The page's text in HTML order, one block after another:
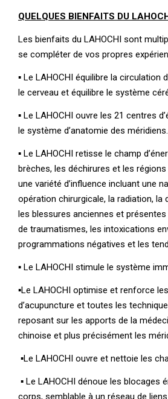
QUELQUES BIENFAITS DU
Les bienfaits du LAHOCHI sont
se compléter de vos propres
▪ Le LAHOCHI équilibre la circulation
le cerveau et équilibre le système
▪ Le LAHOCHI ouvre les 21 centres
le système d’anatomie des méridiens.
▪ Le LAHOCHI retisse le champ
brèches, les déchirures et les
une variété d’influence incluant une
opération chirurgicale, la radiation, la
les blessures anciennes et
de traumatismes, les intoxications
programmations négatives et les
▪ Le LAHOCHI stimule le système
▪Le LAHOCHI optimise et renforce
d’acupuncture et toutes les
reposant sur les apports de la
chinoise et plus précisément les
▪Le LAHOCHI ouvre et nettoie les
▪ Le LAHOCHI dénoue les blocages
corps, semblable à un réseau de